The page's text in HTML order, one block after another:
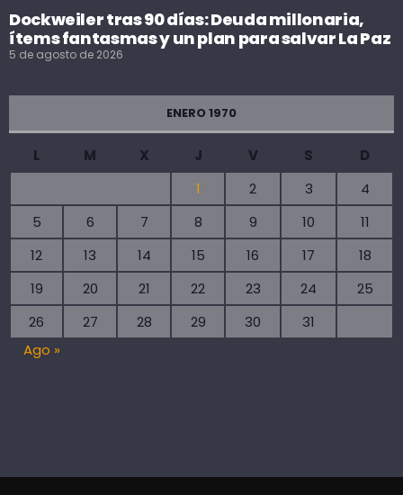
Dockweiler tras 90 días: Deuda millonaria,
ítems fantasmas y un plan para salvar La Paz
5 de agosto de 2026
ENERO 1970
L M X J V S
D
1
2 3
4
5
6 7 8 9 10
11
12
13 14 15 16 17
18
19
20 21 22 23 24
25
26
27 28 29 30
31
Ago »